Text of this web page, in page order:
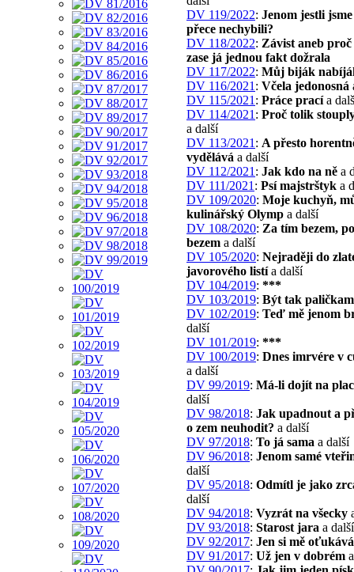
DV 119/2022: Jenom jestli
přece nechybili?
DV 118/2022: Závist aneb proč
zase já jednou fakt dožrala
DV 117/2022: Můj biják
DV 116/2021 : Včela jedonosná
DV 115/2021 : Práce pracía
DV 114/2021 : Proč tolik
a další
DV 113/2021 : A přesto
vydělává a další
DV 112/2021 : Jak kdo na ně a
DV 111/2021 : Psí majstrštyk a
DV 109/2020: Moje kuchyň,
kulinářský Olymp a další
DV 108/2020: Za tím bezem,
bezem a další
DV 105/2020: Nejraději do
javorového listía další
DV 104/2019: ***
DV 103/2019: Být tak
DV 102/2019: Teď mě jenom
další
DV 101/2019: ***
DV 100/2019: Dnes imrvére v
a další
DV 99/2019: Má-li dojít na
další
DV 98/2018: Jak upadnout a
o zem neuhodit? a další
DV 97/2018: To já sama a další
DV 96/2018: Jenom samé
další
DV 95/2018: Odmítl je jako
další
DV 94/2018: Vyzrát na všecky
DV 93/2018: Starost jara a další
DV 92/2017: Jen si mě oťukává
DV 91/2017: Už jen v dobrém